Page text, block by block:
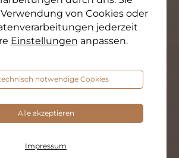
von Cookies oder
jederzeit
Einstellungen anpassen.
notwendige Cookies
Alle akzeptieren
Impressum